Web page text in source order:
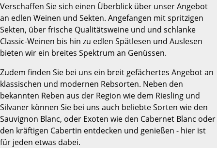
Verschaffen Sie sich einen Überblick über unser Angebot
an edlen Weinen und Sekten. Angefangen mit spritzigen
Sekten, über frische Qualitätsweine und und schlanke
Classic-Weinen bis hin zu edlen Spätlesen und Auslesen
bieten wir ein breites Spektrum an Genüssen.
Zudem finden Sie bei uns ein breit gefächertes Angebot an
klassischen und modernen Rebsorten. Neben den
bekannten Reben aus der Region wie dem Riesling und
Silvaner können Sie bei uns auch beliebte Sorten wie den
Sauvignon Blanc, oder Exoten wie den Cabernet Blanc oder
den kräftigen Cabertin entdecken und genießen - hier ist
für jeden etwas dabei.